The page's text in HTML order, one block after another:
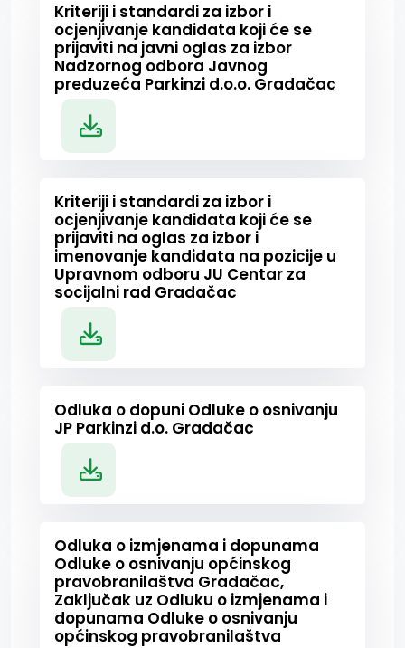
Kriteriji i standardi za izbor i
ocjenjivanje kandidata koji će se
prijaviti na javni oglas za izbor
Nadzornog odbora Javnog
preduzeća Parkinzi d.o.o. Gradačac
Kriteriji i standardi za izbor i
ocjenjivanje kandidata koji će se
prijaviti na oglas za izbor i
imenovanje kandidata na pozicije u
Upravnom odboru JU Centar za
socijalni rad Gradačac
Odluka o dopuni Odluke o osnivanju
JP Parkinzi d.o. Gradačac
Odluka o izmjenama i dopunama
Odluke o osnivanju općinskog
pravobranilaštva Gradačac,
Zaključak uz Odluku o izmjenama i
dopunama Odluke o osnivanju
općinskog pravobranilaštva